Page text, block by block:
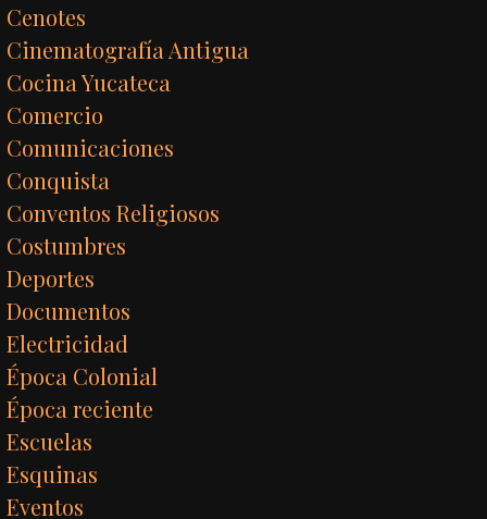
Cenotes
Cinematografía Antigua
Cocina Yucateca
Comercio
Comunicaciones
Conquista
Conventos Religiosos
Costumbres
Deportes
Documentos
Electricidad
Época Colonial
Época reciente
Escuelas
Esquinas
Eventos